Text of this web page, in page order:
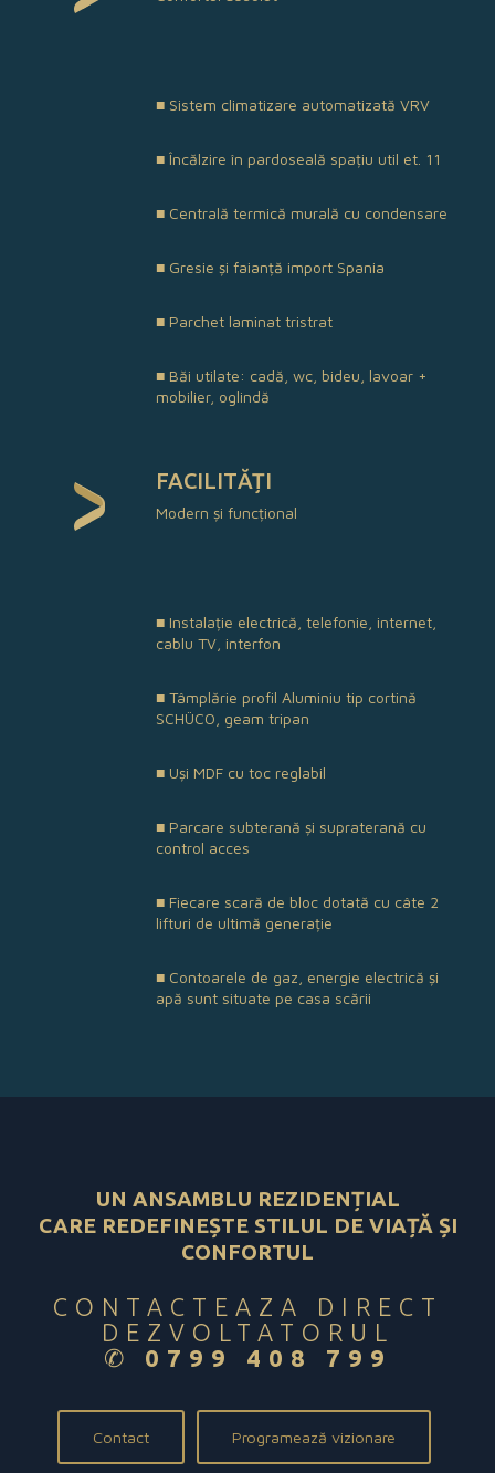
■ Sistem climatizare automatizată VRV
■ Încălzire în pardoseală spațiu util et. 11
■ Centrală termică murală cu condensare
■ Gresie și faianță import Spania
■ Parchet laminat tristrat
■ Băi utilate: cadă, wc, bideu, lavoar +
mobilier, oglindă
FACILITĂȚI
Modern și funcțional
■ Instalație electrică, telefonie, internet,
cablu TV, interfon
■ Tâmplărie profil Aluminiu tip cortină
SCHÜCO, geam tripan
■ Uși MDF cu toc reglabil
■ Parcare subterană și supraterană cu
control acces
■ Fiecare scară de bloc dotată cu câte 2
lifturi de ultimă generație
■ Contoarele de gaz, energie electrică și
apă sunt situate pe casa scării
UN ANSAMBLU REZIDENȚIAL
CARE REDEFINEȘTE STILUL DE VIAȚĂ ȘI
CONFORTUL
CONTACTEAZA DIRECT
DEZVOLTATORUL
✆ 0799 408 799
Contact Programează vizionare